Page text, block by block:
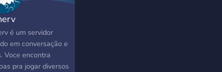
é um servidor
em conversação e
Voce encontra
pra jogar diversos